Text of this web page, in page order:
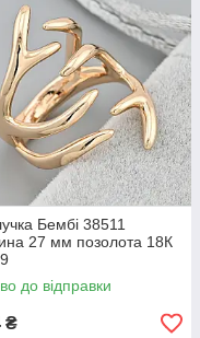
Бембі 38511
27 мм позолота 18К
до відправки
₴